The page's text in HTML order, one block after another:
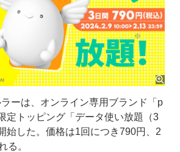
ーは、オンライン専用ブランド「p
定トッピング「データ使い放題（3
始した。価格は1回につき790円、2
る。